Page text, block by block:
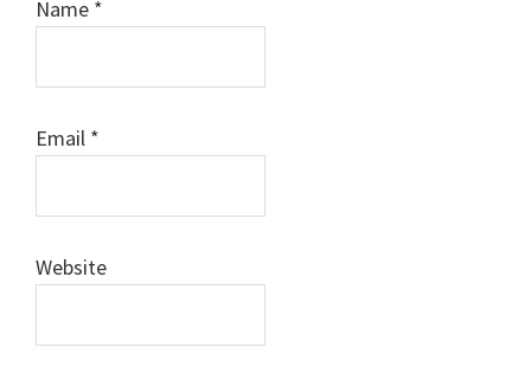
Name *
Email *
Website